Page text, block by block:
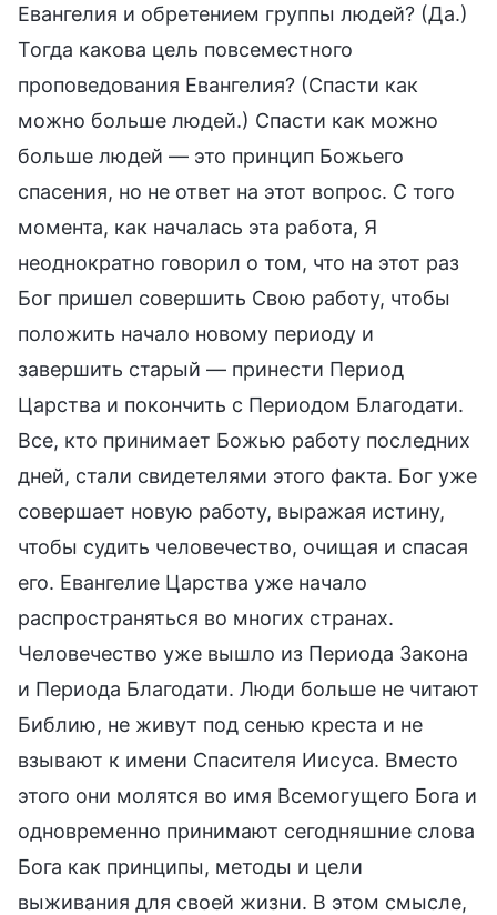
Евангелия и обретением группы людей? (Да.)
Тогда какова цель повсеместного
проповедования Евангелия? (Спасти как
можно больше людей.) Спасти как можно
больше людей — это принцип Божьего
спасения, но не ответ на этот вопрос. С того
момента, как началась эта работа, Я
неоднократно говорил о том, что на этот раз
Бог пришел совершить Свою работу, чтобы
положить начало новому периоду и
завершить старый — принести Период
Царства и покончить с Периодом Благодати.
Все, кто принимает Божью работу последних
дней, стали свидетелями этого факта. Бог уже
совершает новую работу, выражая истину,
чтобы судить человечество, очищая и спасая
его. Евангелие Царства уже начало
распространяться во многих странах.
Человечество уже вышло из Периода Закона
и Периода Благодати. Люди больше не читают
Библию, не живут под сенью креста и не
взывают к имени Спасителя Иисуса. Вместо
этого они молятся во имя Всемогущего Бога и
одновременно принимают сегодняшние слова
Бога как принципы, методы и цели
выживания для своей жизни. В этом смысле,